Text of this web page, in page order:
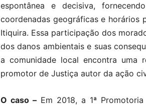
espontânea e decisiva,
coordenadas geográficas e horários
Itiquira. Essa participação dos
dos danos ambientais e suas
a comunidade local encontra uma
promotor de Justiça autor da ação
O caso – Em 2018, a 1ª